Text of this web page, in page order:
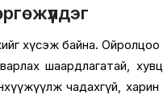
хүсэж байна. Ойролцоо
шаардлагатай,
чадахгүй, харин